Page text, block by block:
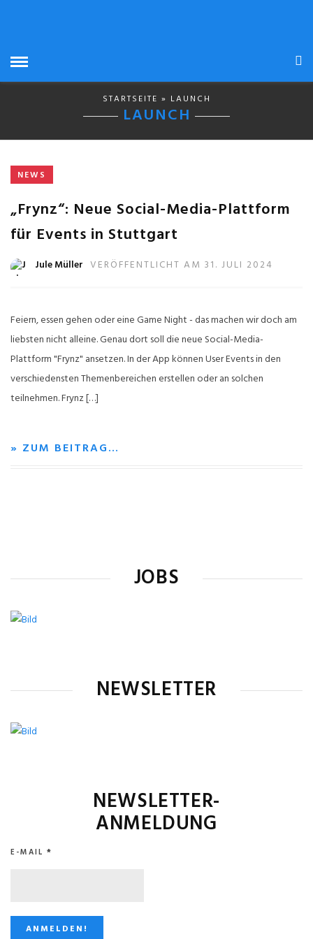
STARTSEITE » LAUNCH
LAUNCH
NEWS
„Frynz“: Neue Social-Media-Plattform
für Events in Stuttgart
Jule Müller VERÖFFENTLICHT AM 31. JULI 2024
Feiern, essen gehen oder eine Game Night - das machen wir doch am
liebsten nicht alleine. Genau dort soll die neue Social-Media-
Plattform "Frynz" ansetzen. In der App können User Events in den
verschiedensten Themenbereichen erstellen oder an solchen
teilnehmen. Frynz […]
» ZUM BEITRAG…
JOBS
NEWSLETTER
NEWSLETTER-
ANMELDUNG
E-MAIL *